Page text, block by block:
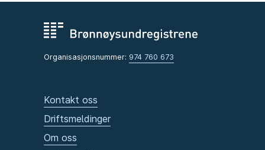
Organisasjonsnummer: 974 760 673
Kontakt oss
Driftsmeldinger
Om oss